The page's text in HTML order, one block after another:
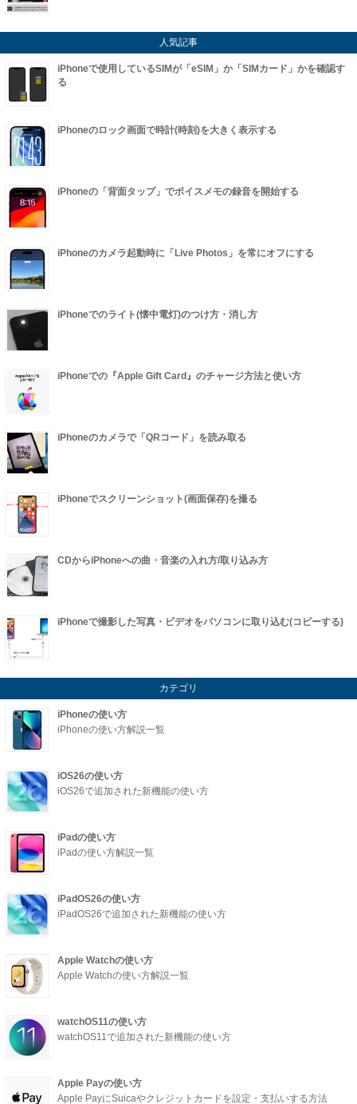
人気記事
iPhoneで使用しているSIMが「eSIM」か「SIMカード」かを確認す
る
iPhoneのロック画面で時計(時刻)を大きく表示する
iPhoneの「背面タップ」でボイスメモの録音を開始する
iPhoneのカメラ起動時に「Live Photos」を常にオフにする
iPhoneでのライト(懐中電灯)のつけ方・消し方
iPhoneでの『Apple Gift Card』のチャージ方法と使い方
iPhoneのカメラで「QRコード」を読み取る
iPhoneでスクリーンショット(画面保存)を撮る
CDからiPhoneへの曲・音楽の入れ方/取り込み方
iPhoneで撮影した写真・ビデオをパソコンに取り込む(コピーする)
カテゴリ
iPhoneの使い方
iPhoneの使い方解説一覧
iOS26の使い方
iOS26で追加された新機能の使い方
iPadの使い方
iPadの使い方解説一覧
iPadOS26の使い方
iPadOS26で追加された新機能の使い方
Apple Watchの使い方
Apple Watchの使い方解説一覧
watchOS11の使い方
watchOS11で追加された新機能の使い方
Apple Payの使い方
Apple PayにSuicaやクレジットカードを設定・支払いする方法